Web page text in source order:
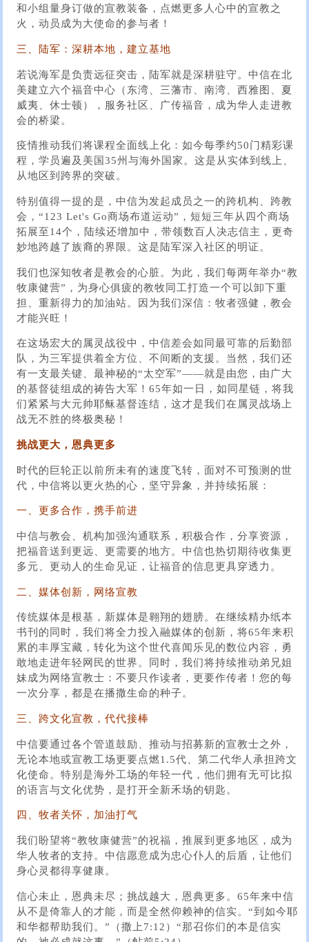
和小组量身订做的宣教装备，点燃更多人心中的宣教之
火，动员成为大使命的参与者！
三、陆军：深耕本地，建立基地
若说海军是负责远征突击，陆军就是深耕驻守。中信在北
美建立六个福音中心（东湾、三藩市、南湾、西雅图、夏
威夷、休士顿），服务社区、广传福音，成为华人走进教
会的桥梁。
疫情推动我们将课程全面线上化：如今每季约50门精彩课
程，学员遍及美国35州与海外国家。这是从实体到线上、
从地区到跨界的突破。
特别值得一提的是，中信为发起成员之一的跨机构、跨教
会，“123 Let's Go商场布道运动”，短短三年从四个商场
拓展至14个，陆续还增加中，带领数百人决志信主，更奇
妙地跨越了族裔的界限。这是陆军深入社区的明证。
我们也深知牧者是教会的心脏。为此，我们每两年举办“教
牧康健营”，为身心俱疲的教牧同工打造一个可以卸下重
担、重新得力的加油站。因为我们深信：牧者强健，教会
才能兴旺！
在这场宏大的属灵战役中，中信差会如同最可靠的后勤部
队，为三军提供着全方位、不间断的支援。当然，我们还
有一支最关键、最神秘的“太空军”——就是由您，由广大
的基督徒组成的祷告大军！65年如一日，如同星链，将我
们紧紧与大元帅耶稣基督连结，这才是我们在属灵战场上
战无不胜的终极奥秘！
挑战更大，恩典更多
时代的巨轮正以前所未有的速度飞转，面对不可预测的世
代，中信将以更火热的心，坚守异象，并持续拓展：
一、更多合作，携手前进
中信与教会、机构加强沟通联系，积极合作，分享资源，
把福音送到更远、更需要的地方。中信也热切期待收集更
多元、更动人的生命见证，让福音的信息更具穿透力。
二、媒体创新，网络宣教
传统媒体是根基，新媒体是翱翔的翅膀。在继续精办纸本
书刊的同时，我们将全力投入融媒体的创新，将65年来积
累的丰厚宝藏，转化为这个世代喜闻乐见的数位内容，勇
敢地走进年轻网民的世界。同时，我们将持续推动弟兄姐
妹成为网络宣教士：不要只作读者，更要作传者！您的每
一次分享，都是在播撒生命的种子。
三、跨文化宣教，代代接棒
中信要通过各个管道鼓励、推动与招募新的宣教士之外，
无论本地或宣教工场更要点燃1.5代、第二代华人承担跨文
化使命。特别是海外工场的年轻一代，他们拥有无可比拟
的语言与文化优势，是打开全新禾场的钥匙。
四、牧者关怀，加油打气
我们盼望将“教牧康健营”的祝福，推展到更多地区，成为
华人牧者的支持。中信愿意成为忠心仆人的后盾，让他们
身心灵都得享健康。
信心未止，恩典未尽；挑战越大，恩典更多。65年来中信
从不是倚靠人的才能，而是全然仰赖神的信实。“到如今耶
和华都帮助我们。”（撒上7:12）“那召你们的本是信实